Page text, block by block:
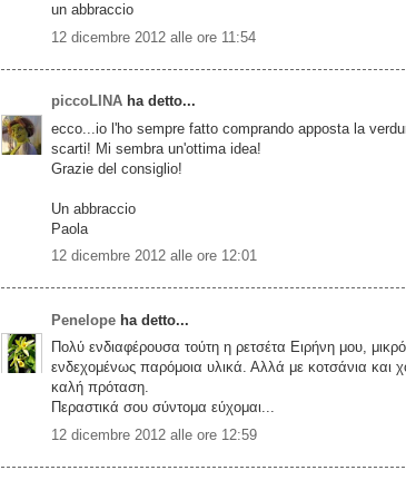
un abbraccio
12 dicembre 2012 alle ore 11:54
piccoLINA ha detto...
ecco...io l'ho sempre fatto comprando apposta la
scarti! Mi sembra un'ottima idea!
Grazie del consiglio!
Un abbraccio
Paola
12 dicembre 2012 alle ore 12:01
Penelope ha detto...
Πολύ ενδιαφέρουσα τούτη η ρετσέτα Ειρήνη μου,
ενδεχομένως παρόμοια υλικά. Αλλά με κοτσάνια και
καλή πρόταση.
Περαστικά σου σύντομα εύχομαι...
12 dicembre 2012 alle ore 12:59